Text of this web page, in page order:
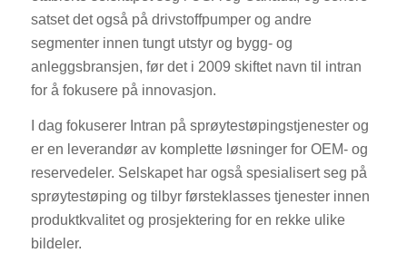
satset det også på drivstoffpumper og andre
segmenter innen tungt utstyr og bygg- og
anleggsbransjen, før det i 2009 skiftet navn til intran
for å fokusere på innovasjon.
I dag fokuserer Intran på sprøytestøpingstjenester og
er en leverandør av komplette løsninger for OEM- og
reservedeler. Selskapet har også spesialisert seg på
sprøytestøping og tilbyr førsteklasses tjenester innen
produktkvalitet og prosjektering for en rekke ulike
bildeler.